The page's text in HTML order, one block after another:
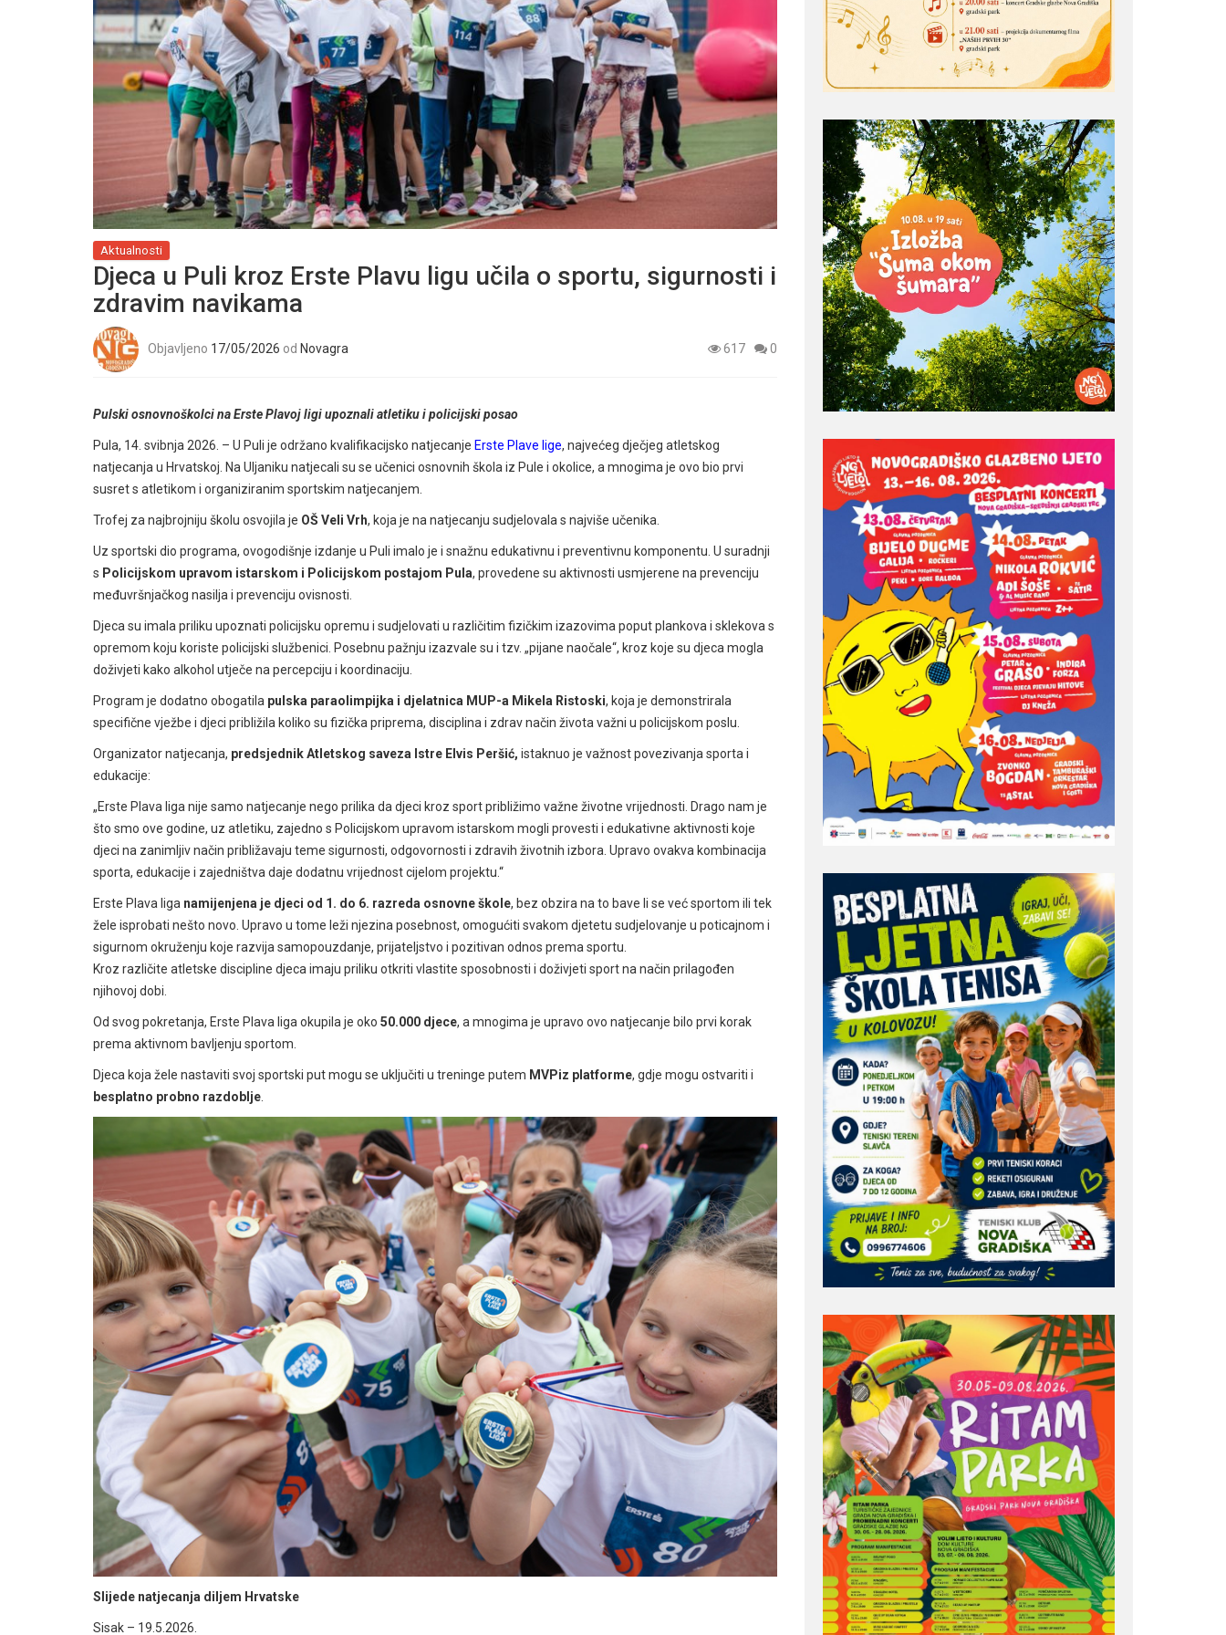
Aktualnosti
Djeca u Puli kroz Erste Plavu ligu učila o sportu, sigurnosti i
zdravim navikama
Objavljeno 17/05/2026 od Novagra 617 0
Pulski osnovnoškolci na Erste Plavoj ligi upoznali atletiku i policijski posao
Pula, 14. svibnja 2026. – U Puli je održano kvalifikacijsko natjecanje Erste Plave lige, najvećeg dječjeg atletskog
natjecanja u Hrvatskoj. Na Uljaniku natjecali su se učenici osnovnih škola iz Pule i okolice, a mnogima je ovo bio prvi
susret s atletikom i organiziranim sportskim natjecanjem.
Trofej za najbrojniju školu osvojila je OŠ Veli Vrh, koja je na natjecanju sudjelovala s najviše učenika.
Uz sportski dio programa, ovogodišnje izdanje u Puli imalo je i snažnu edukativnu i preventivnu komponentu. U suradnji
s Policijskom upravom istarskom i Policijskom postajom Pula, provedene su aktivnosti usmjerene na prevenciju
međuvršnjačkog nasilja i prevenciju ovisnosti.
Djeca su imala priliku upoznati policijsku opremu i sudjelovati u različitim fizičkim izazovima poput plankova i sklekova s
opremom koju koriste policijski službenici. Posebnu pažnju izazvale su i tzv. „pijane naočale“, kroz koje su djeca mogla
doživjeti kako alkohol utječe na percepciju i koordinaciju.
Program je dodatno obogatila pulska paraolimpijka i djelatnica MUP-a Mikela Ristoski, koja je demonstrirala
specifične vježbe i djeci približila koliko su fizička priprema, disciplina i zdrav način života važni u policijskom poslu.
Organizator natjecanja, predsjednik Atletskog saveza Istre Elvis Peršić, istaknuo je važnost povezivanja sporta i
edukacije:
„Erste Plava liga nije samo natjecanje nego prilika da djeci kroz sport približimo važne životne vrijednosti. Drago nam je
što smo ove godine, uz atletiku, zajedno s Policijskom upravom istarskom mogli provesti i edukativne aktivnosti koje
djeci na zanimljiv način približavaju teme sigurnosti, odgovornosti i zdravih životnih izbora. Upravo ovakva kombinacija
sporta, edukacije i zajedništva daje dodatnu vrijednost cijelom projektu.“
Erste Plava liga namijenjena je djeci od 1. do 6. razreda osnovne škole, bez obzira na to bave li se već sportom ili tek
žele isprobati nešto novo. Upravo u tome leži njezina posebnost, omogućiti svakom djetetu sudjelovanje u poticajnom i
sigurnom okruženju koje razvija samopouzdanje, prijateljstvo i pozitivan odnos prema sportu.
Kroz različite atletske discipline djeca imaju priliku otkriti vlastite sposobnosti i doživjeti sport na način prilagođen
njihovoj dobi.
Od svog pokretanja, Erste Plava liga okupila je oko 50.000 djece, a mnogima je upravo ovo natjecanje bilo prvi korak
prema aktivnom bavljenju sportom.
Djeca koja žele nastaviti svoj sportski put mogu se uključiti u treninge putem MVPiz platforme, gdje mogu ostvariti i
besplatno probno razdoblje.
Slijede natjecanja diljem Hrvatske
Sisak – 19.5.2026.